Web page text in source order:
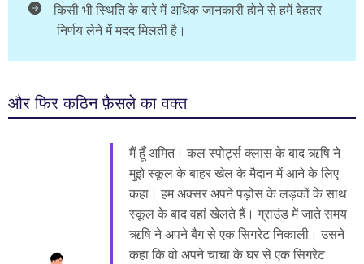
किसी भी स्थिति के बारे में अधिक जानकारी होने से हमें बेहतर
निर्णय लेने में मदद मिलती है।
और फिर कठिन फ़ैसले का वक्त
मैं हूँ अमित। कल स्पोर्ट्स क्लास के बाद ऋषि ने
मुझे स्कूल के बाहर खेल के मैदान में आने के लिए
कहा। हम अक्सर अपने पड़ोस के लड़कों के साथ
स्कूल के बाद वहां खेलते हैं। ग्राउंड में जाते समय
ऋषि ने अपने बैग से एक सिगरेट निकाली। उसने
कहा कि वो अपने चाचा के घर से एक सिगरेट